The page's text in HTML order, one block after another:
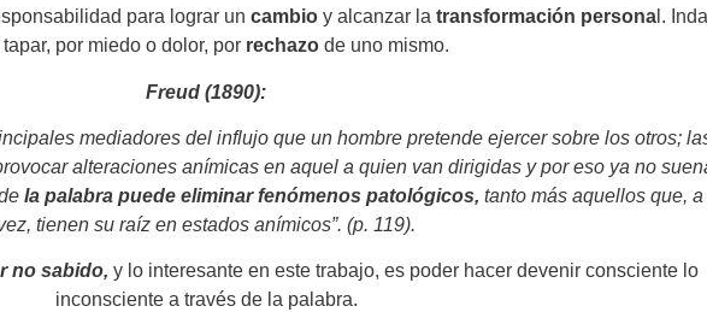
para lograr un cambio y alcanzar la transformación persona l.
por miedo o dolor, por rechazo de uno mismo.
Freud (1890):
mediadores del influjo que un hombre pretende ejercer sobre los otros;
alteraciones anímicas en aquel a quien van dirigidas y por eso ya no
la palabra puede eliminar fenómenos patológicos, tanto más aquellos que, a
tienen su raíz en estados anímicos”. (p. 119).
no sabido, y lo interesante en este trabajo, es poder hacer devenir consciente lo
inconsciente a través de la palabra.